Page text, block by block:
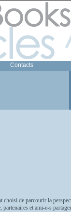
Contacts
de parcourir la
et ami-e-s